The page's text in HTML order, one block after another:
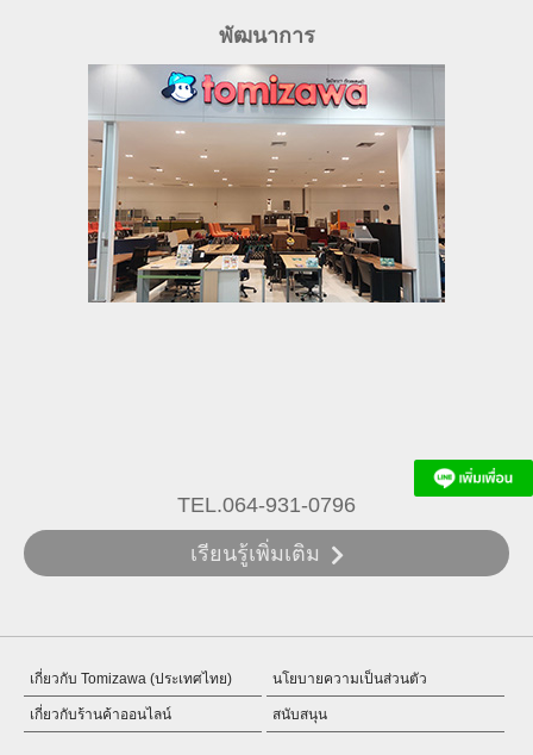
พัฒนาการ
TEL.064-931-0796
เรียนรู้เพิ่มเติม
เกี่ยวกับ Tomizawa (ประเทศไทย) นโยบายความเป็นส่วนตัว
เกี่ยวกับร้านค้าออนไลน์ สนับสนุน